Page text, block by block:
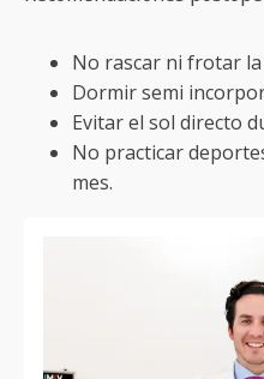
No rascar ni frotar
Dormir semi
Evitar el sol directo
No practicar
mes.